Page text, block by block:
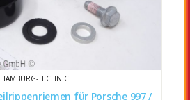
HAMBURG-TECHNIC